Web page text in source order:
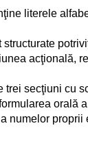
literele
acţională,
trei secţiuni cu
orală
numelor proprii